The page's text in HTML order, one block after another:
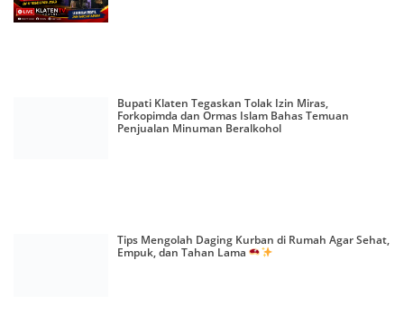
Bupati Klaten Tegaskan Tolak Izin Miras,
Forkopimda dan Ormas Islam Bahas Temuan
Penjualan Minuman Beralkohol
Tips Mengolah Daging Kurban di Rumah Agar Sehat,
Empuk, dan Tahan Lama